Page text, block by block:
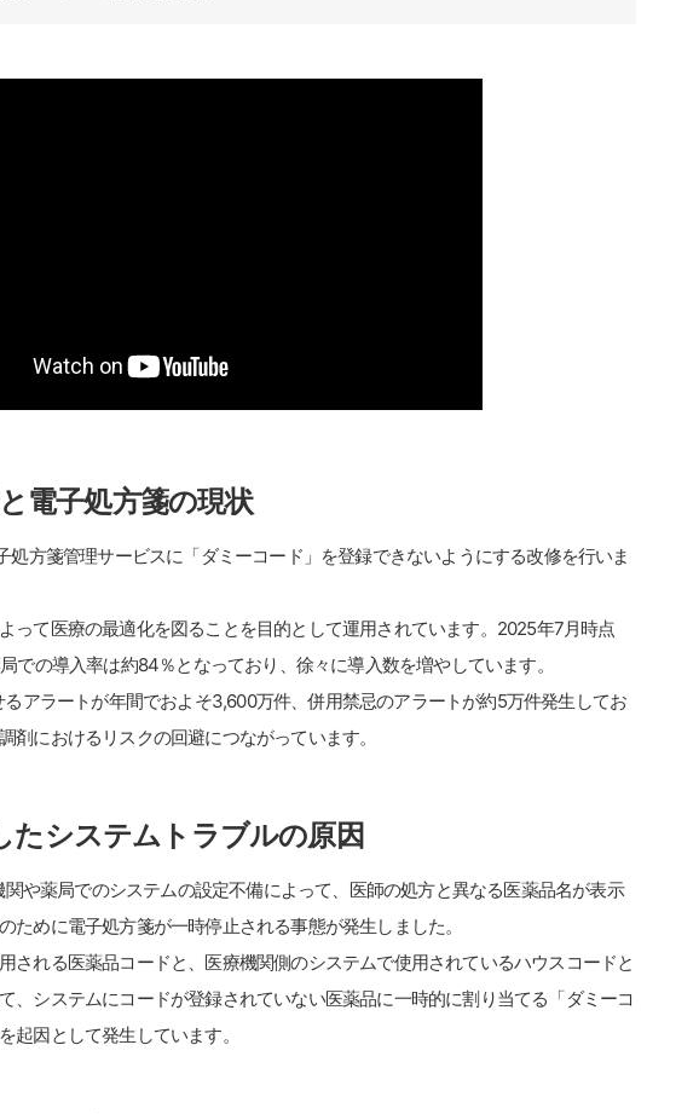
電子処方箋の現状
処方箋管理サービスに「ダミーコード」を登録できないようにする改修を行いま
って医療の最適化を図ることを目的として運用されています。2025年7月時点
での導入率は約84％となっており、徐々に導入数を増やしています。
アラートが年間でおよそ3,600万件、併用禁忌のアラートが約5万件発生してお
剤におけるリスクの回避につながっています。
たシステムトラブルの原因
や薬局でのシステムの設定不備によって、医師の処方と異なる医薬品名が表示
ために電子処方箋が一時停止される事態が発生しました。
される医薬品コードと、医療機関側のシステムで使用されているハウスコードと
、システムにコードが登録されていない医薬品に一時的に割り当てる「ダミーコ
起因として発生しています。